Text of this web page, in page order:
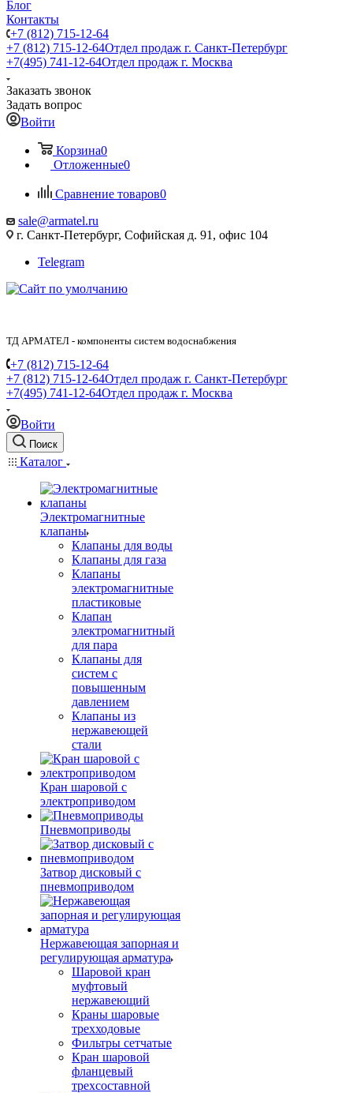
Блог
Контакты
+7 (812) 715-12-64
+7 (812) 715-12-64Отдел продаж г. Санкт-Петербург
+7(495) 741-12-64Отдел продаж г. Москва
Заказать звонок
Задать вопрос
Войти
Корзина0
Отложенные0
Сравнение товаров0
sale@armatel.ru
г. Санкт-Петербург, Софийская д. 91, офис 104
Telegram
ТД АРМАТЕЛ - компоненты систем водоснабжения
+7 (812) 715-12-64
+7 (812) 715-12-64Отдел продаж г. Санкт-Петербург
+7(495) 741-12-64Отдел продаж г. Москва
Войти
Поиск
Каталог
Электромагнитные
клапаны
Клапаны для воды
Клапаны для газа
Клапаны
электромагнитные
пластиковые
Клапан
электромагнитный
для пара
Клапаны для
систем с
повышенным
давлением
Клапаны из
нержавеющей
стали
Кран шаровой с
электроприводом
Пневмоприводы
Затвор дисковый с
пневмоприводом
Нержавеющая запорная и
регулирующая арматура
Шаровой кран
муфтовый
нержавеющий
Краны шаровые
трехходовые
Фильтры сетчатые
Кран шаровой
фланцевый
трехсоставной